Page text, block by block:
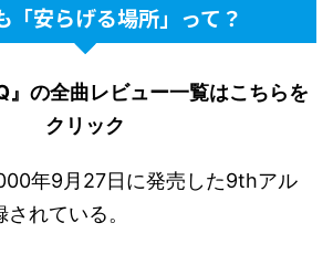
「安らげる場所」って？
の全曲レビュー一覧はこちらを
クリック
年9月27日に発売した9thアル
れている。